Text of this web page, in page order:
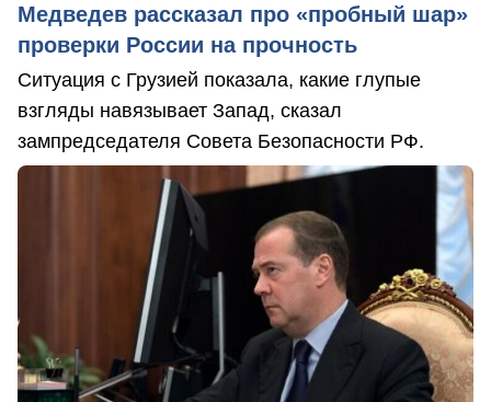
Медведев рассказал про «пробный шар»
проверки России на прочность
Ситуация с Грузией показала, какие глупые
взгляды навязывает Запад, сказал
зампредседателя Совета Безопасности РФ.